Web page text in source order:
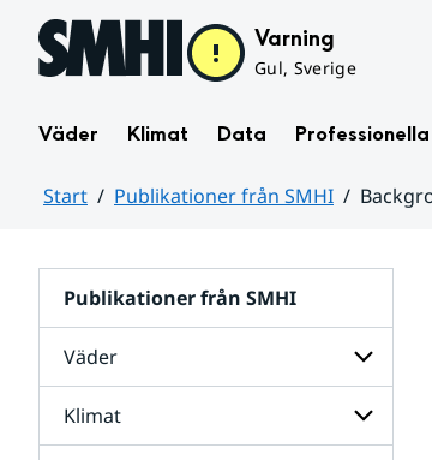
Hoppa till sidans innehåll Varning
Gul, Sverige
Väder Klimat Data
Start Publikationer från SMHI
Publikationer från SMHI
Väder
för
Klimat